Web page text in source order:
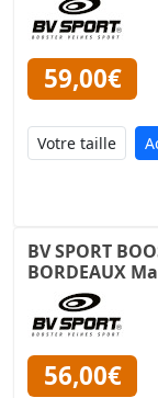
59,00€
BV SPORT
BORDEAUX
56,00€